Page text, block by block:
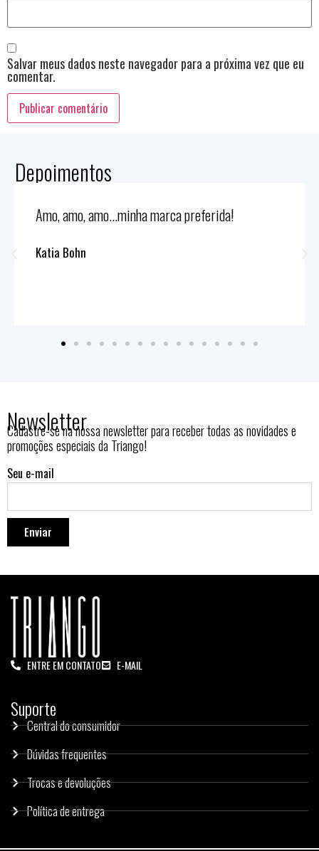
Salvar meus dados neste navegador para a próxima vez que eu
comentar.
Depoimentos
Amo, amo, amo...minha marca preferida!
Katia Bohn
Newsletter
Cadastre-se na nossa newsletter para receber todas as novidades e
promoções especiais da Triango!
Seu e-mail
Enviar
ENTRE EM CONTATO E-MAIL
Suporte
Central do consumidor
Dúvidas frequentes
Trocas e devoluções
Política de entrega